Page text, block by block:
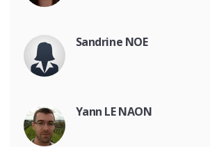
Sandrine NOE
Yann LE NAON